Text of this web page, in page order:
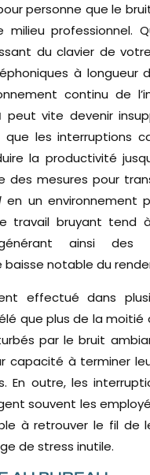
personne que le
milieu professionnel.
du clavier de
à longueur
continu de
peut vite devenir
les interruptions
la productivité
des mesures pour
en un environnement
travail bruyant tend
ainsi des
notable du
effectué dans
que plus de la moitié
par le bruit
capacité à terminer
En outre, les
souvent les
à retrouver le fil de
de stress inutile.